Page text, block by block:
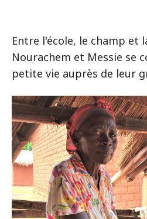
Entre l'école, le champ et
Nourachem et Messie se
petite vie auprès de leur